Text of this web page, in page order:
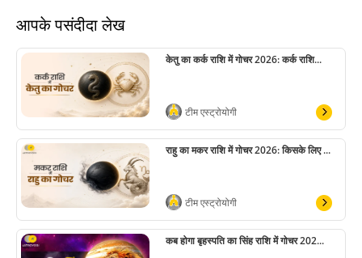
आपके पसंदीदा लेख
केतु का कर्क राशि में गोचर 2026: कर्क राशि...
टीम एस्ट्रोयोगी
राहु का मकर राशि में गोचर 2026: किसके लिए ...
टीम एस्ट्रोयोगी
कब होगा बृहस्पति का सिंह राशि में गोचर 202...